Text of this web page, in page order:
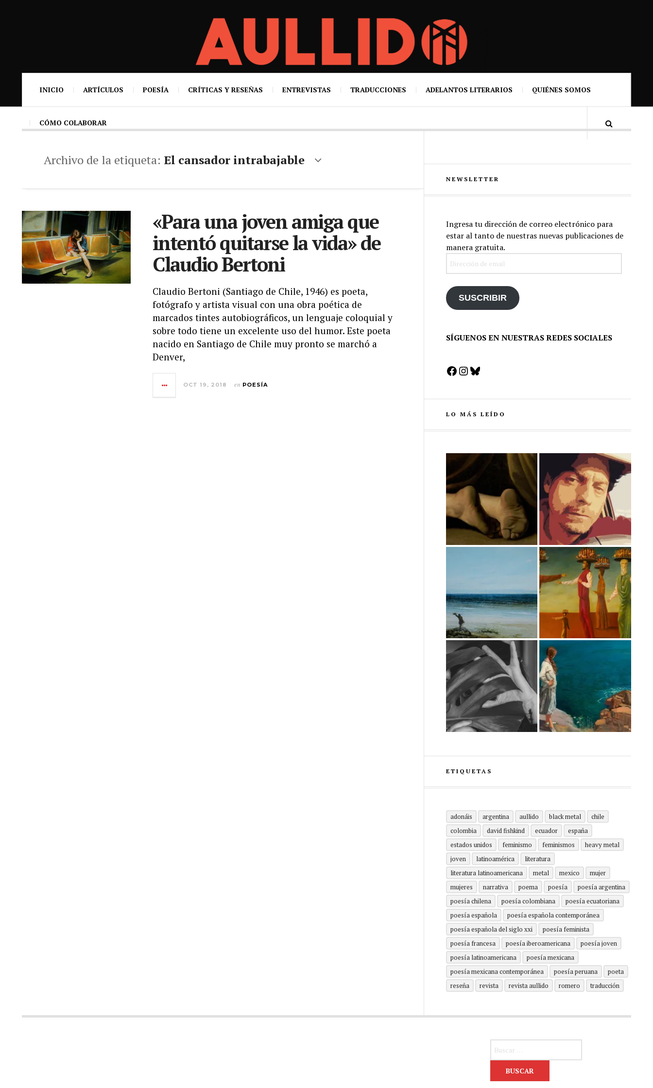
INICIO ARTÍCULOS POESÍA CRÍTICAS Y RESEÑAS ENTREVISTAS TRADUCCIONES ADELANTOS LITERARIOS QUIÉNES SOMOS
CÓMO COLABORAR
Archivo de la etiqueta: El cansador intrabajable
«Para una joven amiga que
intentó quitarse la vida» de
Claudio Bertoni
Claudio Bertoni (Santiago de Chile, 1946) es poeta,
fotógrafo y artista visual con una obra poética de
marcados tintes autobiográficos, un lenguaje coloquial y
sobre todo tiene un excelente uso del humor. Este poeta
nacido en Santiago de Chile muy pronto se marchó a
Denver,
OCT 19, 2018 en POESÍA
NEWSLETTER
Ingresa tu dirección de correo electrónico para
estar al tanto de nuestras nuevas publicaciones de
manera gratuita.
SUSCRIBIR
SÍGUENOS EN NUESTRAS REDES SOCIALES
Facebook
Instagram
Bluesky
LO MÁS LEÍDO
ETIQUETAS
adonáis argentina aullido black metal
chile
colombia
david fishkind ecuador
españa
estados unidos
feminismo feminismos
heavy metal
joven
latinoamérica
literatura
literatura latinoamericana
metal mexico
mujer
mujeres
narrativa poema poesía
poesía argentina
poesía chilena
poesía colombiana
poesía ecuatoriana
poesía española
poesía española contemporánea
poesía española del siglo xxi
poesía feminista
poesía francesa
poesía iberoamericana
poesía joven
poesía latinoamericana
poesía mexicana
poesía mexicana contemporánea
poesía peruana
poeta
reseña
revista revista aullido romero traducción